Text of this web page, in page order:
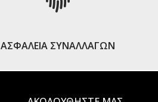
ΑΣΦΑΛΕΙΑ ΣΥΝΑΛΛΑΓΩΝ